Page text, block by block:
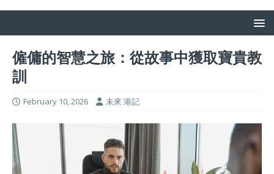
僱傭的智慧之旅：從故事中獲取寶貴教
訓
February 10, 2026 未來 港記